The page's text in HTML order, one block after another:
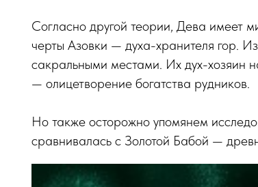
Согласно другой теории, Дева имеет
черты Азовки — духа-хранителя гор.
сакральными местами. Их дух-хозяин
— олицетворение богатства рудников.
Но также осторожно упомянем
сравнивалась с Золотой Бабой —